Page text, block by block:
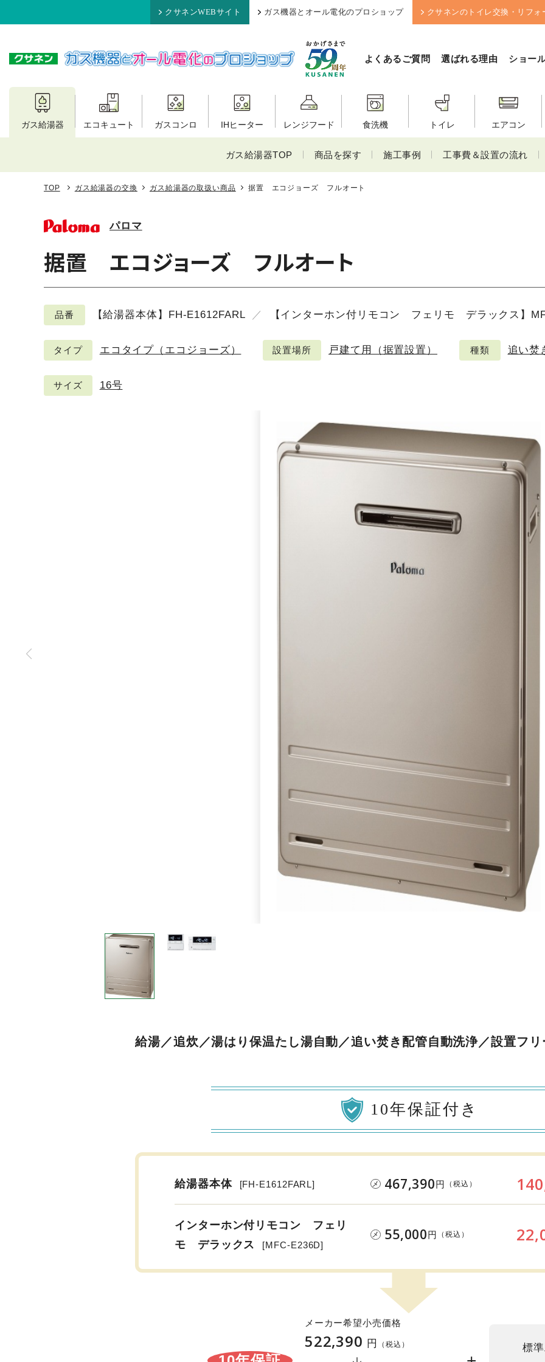
クサネンWEBサイト ガス機器とオール電化のプロショップ クサネンのトイレ交換・リフォ
よくあるご質問 選ばれる理由 ショー
ガス給湯器 エコキュート ガスコンロ IHヒーター レンジフード 食洗機 トイレ エアコン
ガス給湯器TOP 商品を探す 施工事例 工事費＆設置の流れ
TOP ガス給湯器の交換 ガス給湯器の取扱い商品 据置 エコジョーズ フルオート
パロマ
据置 エコジョーズ フルオート
品番 【給湯器本体】FH-E1612FARL 【インターホン付リモコン フェリモ デラックス】
タイプ エコタイプ（エコジョーズ） 設置場所 戸建て用（据置設置） 種類 追い焚
サイズ 16号
給湯／追炊／湯はり保温たし湯自動／追い焚き配管自動洗浄／設置フリ
10年保証付き
給湯器本体 [FH-E1612FARL] メ 467,390円 （税込）
インターホン付リモコン フェリ
モ デラックス
[MFC-E236D]
メ 55,000円 （税込）
メーカー希望小売価格
522,390 円 （税込） 標